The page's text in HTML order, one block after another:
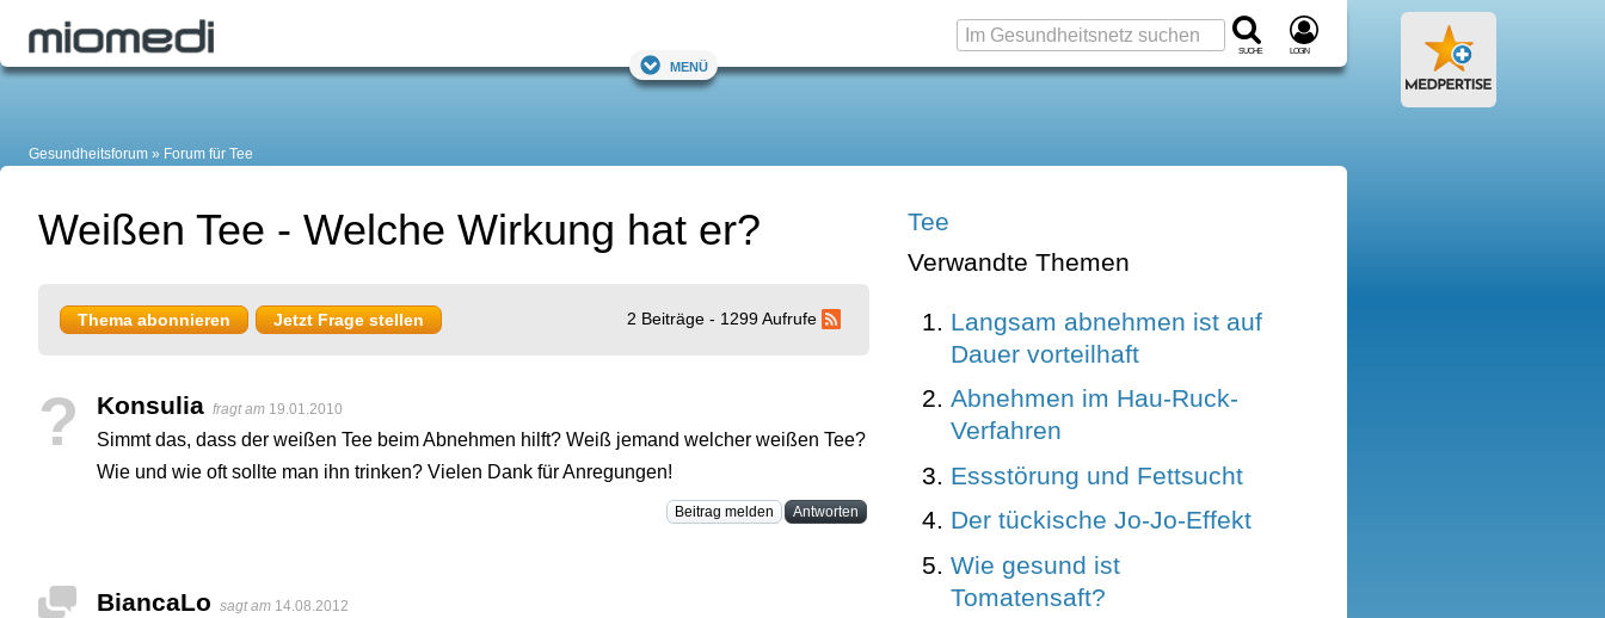
Suche Login
Menü
Gesundheitsforum Forum für Tee
Weißen Tee - Welche Wirkung hat er?
Thema abonnieren Jetzt Frage stellen 2 Beiträge - 1299 Aufrufe
? Konsulia fragt am 19.01.2010
Simmt das, dass der weißen Tee beim Abnehmen hilft? Weiß jemand welcher weißen Tee?
Wie und wie oft sollte man ihn trinken? Vielen Dank für Anregungen!
Beitrag melden Antworten
BiancaLo sagt am 14.08.2012
Tee
Verwandte Themen
Langsam abnehmen ist auf
Dauer vorteilhaft
Abnehmen im Hau-Ruck-
Verfahren
Essstörung und Fettsucht
Der tückische Jo-Jo-Effekt
Wie gesund ist
Tomatensaft?